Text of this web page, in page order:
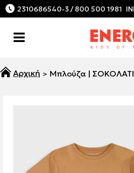
2310686540-3 / 800 500 1981
Μπλούζα | ΣΟΚΟΛΑΤΙ